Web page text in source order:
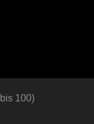
100)